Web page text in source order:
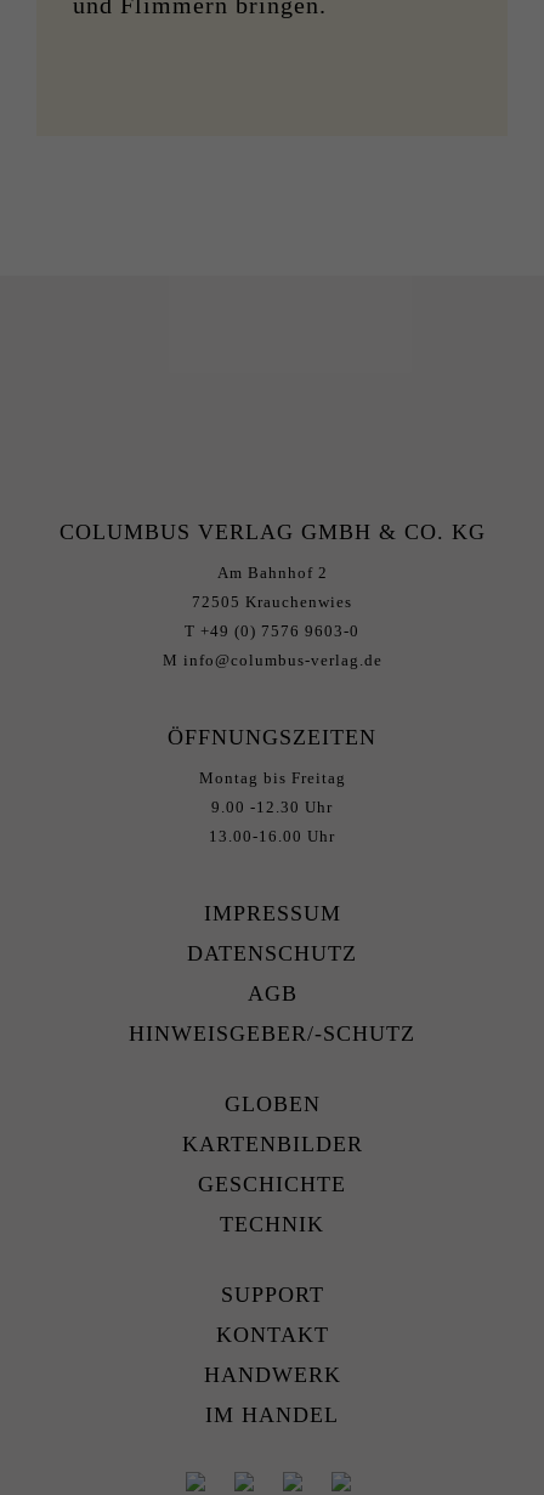
COLUMBUS VERLAG GMBH & CO. KG
Am Bahnhof 2
72505 Krauchenwies
T +49 (0) 7576 9603-0
M info@columbus-verlag.de
ÖFFNUNGSZEITEN
Montag bis Freitag
9.00 -12.30 Uhr
13.00-16.00 Uhr
IMPRESSUM
DATENSCHUTZ
AGB
HINWEISGEBER/-SCHUTZ
GLOBEN
KARTENBILDER
GESCHICHTE
TECHNIK
SUPPORT
KONTAKT
HANDWERK
IM HANDEL